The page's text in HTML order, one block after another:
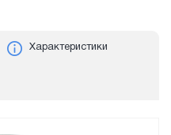
Характеристики